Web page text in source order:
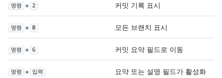
명령 + 2 커밋 기록 표시
명령 + B 모든 브랜치 표시
명령 + G 커밋 요약 필드로 이동
명령 + 입력
요약 또는 설명 필드가 활성화